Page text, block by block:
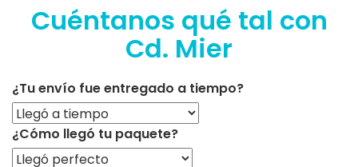
Cuéntanos qué tal con
Cd. Mier
¿Tu envío fue entregado a tiempo?
¿Cómo llegó tu paquete?